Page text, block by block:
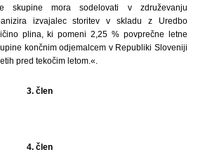
skupine mora sodelovati v združevanju
izvajalec storitev v skladu z Uredbo
plina, ki pomeni 2,25 % povprečne letne
končnim odjemalcem v Republiki Sloveniji
pred tekočim letom.«.
3. člen
4. člen